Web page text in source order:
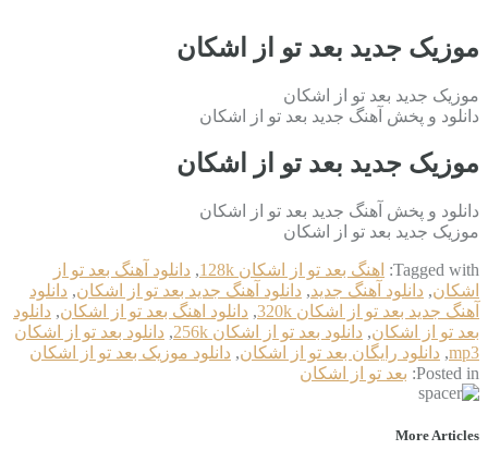
موزیک جدید بعد تو از اشکان
موزیک جدید بعد تو از اشکان
دانلود و پخش آهنگ جدید بعد تو از اشکان
موزیک جدید بعد تو از اشکان
دانلود و پخش آهنگ جدید بعد تو از اشکان
موزیک جدید بعد تو از اشکان
Tagged with: اهنگ بعد تو از اشکان 128k , دانلود آهنگ بعد تو از
اشکان, دانلود آهنگ جدید, دانلود آهنگ جدید بعد تو از اشکان, دانلود
آهنگ جدید بعد تو از اشکان 320k
, دانلود اهنگ بعد تو از اشکان, دانلود
بعد تو از اشکان, دانلود بعد تو از اشکان 256k , دانلود بعد تو از اشکان
mp3
, دانلود رایگان بعد تو از اشکان, دانلود موزیک بعد تو از اشکان
Posted in: بعد تو از اشکان
More Articles